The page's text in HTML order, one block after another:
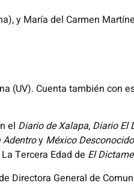
y María del Carmen
(UV). Cuenta también con
el Diario de Xalapa, Diario El
Adentroy México Desconocido
Tercera Edad de El
Directora General de